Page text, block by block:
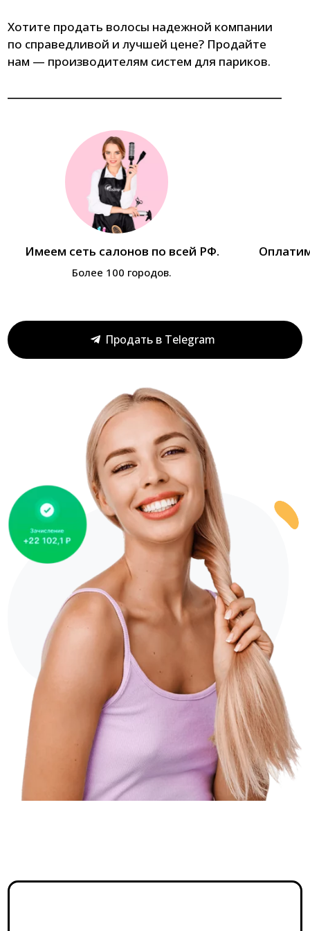
Хотите продать волосы надежной компании
по справедливой и лучшей цене? Продайте
нам — производителям систем для париков.
Имеем сеть салонов по всей РФ.
Более 100 городов.
Продать в Telegram